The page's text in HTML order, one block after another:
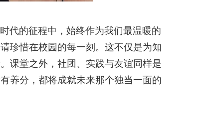
代的征程中，始终作为我们最温暖的
珍惜在校园的每一刻。这不仅是为知
课堂之外，社团、实践与友谊同样是
养分，都将成就未来那个独当一面的